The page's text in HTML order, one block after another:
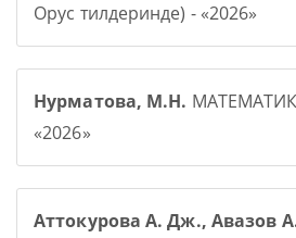
Орус тилдеринде) - «2026»
Нурматова, М.Н.
«2026»
Аттокурова А. Дж., Авазов